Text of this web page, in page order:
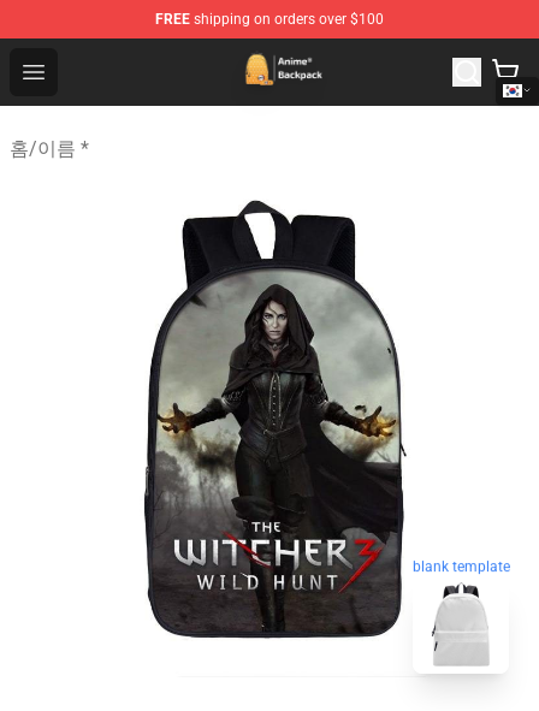
FREE shipping on orders over $100
Open menu
Anime Backpack Shop - Official Anime Backpack Store
홈/이름 *
blank template